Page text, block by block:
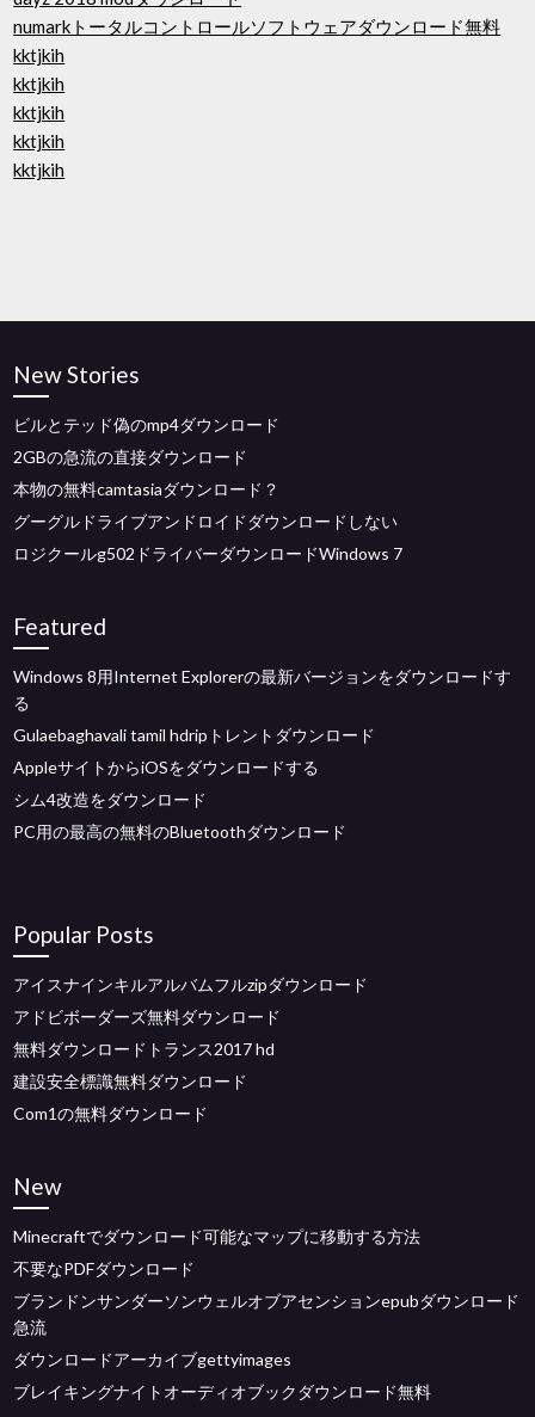
numarkトータルコントロールソフトウェアダウンロード無料
kktjkih
kktjkih
kktjkih
kktjkih
kktjkih
New Stories
ビルとテッド偽のmp4ダウンロード
2GBの急流の直接ダウンロード
本物の無料camtasiaダウンロード？
グーグルドライブアンドロイドダウンロードしない
ロジクールg502ドライバーダウンロードWindows 7
Featured
Windows 8用Internet Explorerの最新バージョンをダウンロードす
る
Gulaebaghavali tamil hdripトレントダウンロード
AppleサイトからiOSをダウンロードする
シム4改造をダウンロード
PC用の最高の無料のBluetoothダウンロード
Popular Posts
アイスナインキルアルバムフルzipダウンロード
アドビボーダーズ無料ダウンロード
無料ダウンロードトランス2017 hd
建設安全標識無料ダウンロード
Com1の無料ダウンロード
New
Minecraftでダウンロード可能なマップに移動する方法
不要なPDFダウンロード
ブランドンサンダーソンウェルオブアセンションepubダウンロード
急流
ダウンロードアーカイブgettyimages
ブレイキングナイトオーディオブックダウンロード無料